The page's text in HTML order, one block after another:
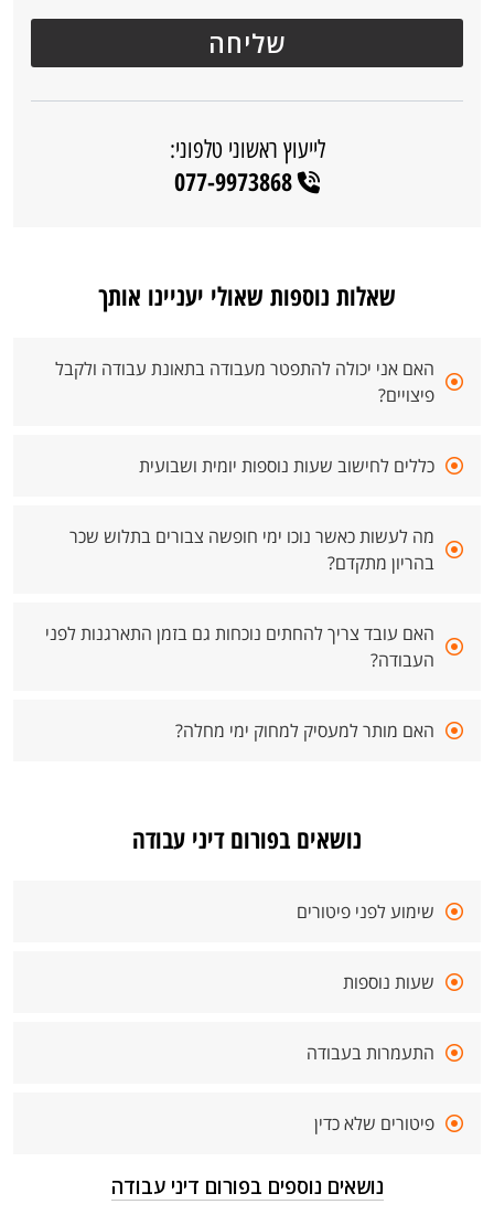
לייעוץ ראשוני טלפוני:
077-9973868
שאלות נוספות שאולי יעניינו אותך
האם אני יכולה להתפטר מעבודה בתאונת עבודה ולקבל
פיצויים?
כללים לחישוב שעות נוספות יומית ושבועית
מה לעשות כאשר נוכו ימי חופשה צבורים בתלוש שכר
בהריון מתקדם?
האם עובד צריך להחתים נוכחות גם בזמן התארגנות לפני
העבודה?
האם מותר למעסיק למחוק ימי מחלה?
נושאים בפורום דיני עבודה
שימוע לפני פיטורים
שעות נוספות
התעמרות בעבודה
פיטורים שלא כדין
נושאים נוספים בפורום דיני עבודה